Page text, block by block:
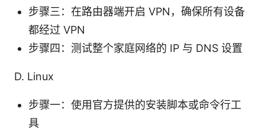
步骤三：在路由器端开启 VPN，确保所有设备
都经过 VPN
步骤四：测试整个家庭网络的 IP 与 DNS 设置
D. Linux
步骤一：使用官方提供的安装脚本或命令行工
具